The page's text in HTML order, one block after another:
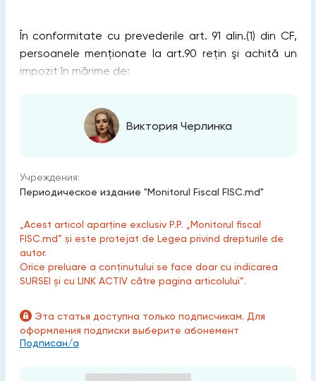
În conformitate cu prevederile art. 91 alin.(1) din CF,
persoanele menționate la art.90 rețin şi achită un
impozit în mărime de:
Виктория Черлинка
Учреждения:
Периодическое издание "Monitorul Fiscal FISC.md"
„Acest articol aparține exclusiv P.P. „Monitorul fiscal
FISC.md” și este protejat de Legea privind drepturile de
autor.
Orice preluare a conținutului se face doar cu indicarea
SURSEI și cu LINK ACTIV către pagina articolului”.
Эта статья доступна только подписчикам. Для
оформления подписки выберите абонемент
Подписан/а